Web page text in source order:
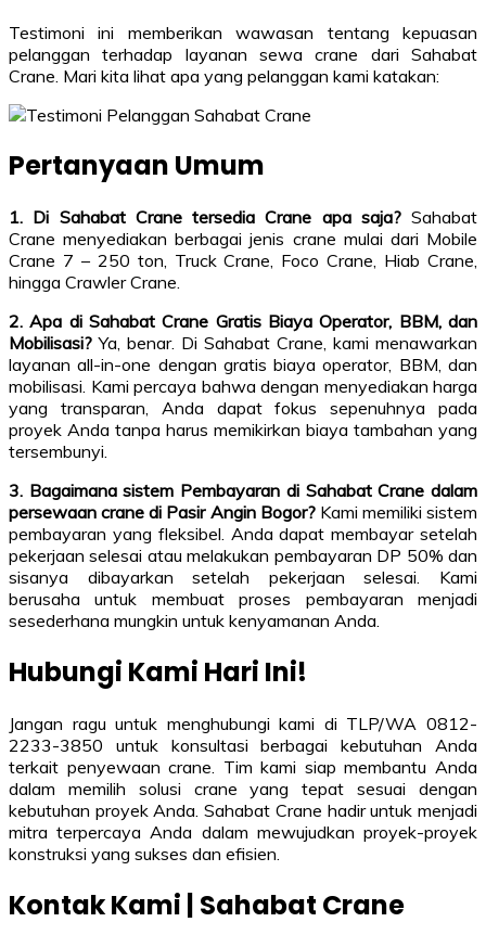
Testimoni ini memberikan wawasan tentang kepuasan
pelanggan terhadap layanan sewa crane dari Sahabat
Crane. Mari kita lihat apa yang pelanggan kami katakan:
Pertanyaan Umum
1. Di Sahabat Crane tersedia Crane apa saja?Sahabat
Crane menyediakan berbagai jenis crane mulai dari Mobile
Crane 7 – 250 ton, Truck Crane, Foco Crane, Hiab Crane,
hingga Crawler Crane.
2. Apa di Sahabat Crane Gratis Biaya Operator, BBM, dan
Mobilisasi? Ya, benar. Di Sahabat Crane, kami menawarkan
layanan all-in-one dengan gratis biaya operator, BBM, dan
mobilisasi. Kami percaya bahwa dengan menyediakan harga
yang transparan, Anda dapat fokus sepenuhnya pada
proyek Anda tanpa harus memikirkan biaya tambahan yang
tersembunyi.
3. Bagaimana sistem Pembayaran di Sahabat Crane dalam
persewaan crane di Pasir Angin Bogor?Kami memiliki sistem
pembayaran yang fleksibel. Anda dapat membayar setelah
pekerjaan selesai atau melakukan pembayaran DP 50% dan
sisanya dibayarkan setelah pekerjaan selesai. Kami
berusaha untuk membuat proses pembayaran menjadi
sesederhana mungkin untuk kenyamanan Anda.
Hubungi Kami Hari Ini!
Jangan ragu untuk menghubungi kami di TLP/WA 0812-
2233-3850 untuk konsultasi berbagai kebutuhan Anda
terkait penyewaan crane. Tim kami siap membantu Anda
dalam memilih solusi crane yang tepat sesuai dengan
kebutuhan proyek Anda. Sahabat Crane hadir untuk menjadi
mitra terpercaya Anda dalam mewujudkan proyek-proyek
konstruksi yang sukses dan efisien.
Kontak Kami | Sahabat Crane